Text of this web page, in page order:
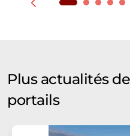
Plus actualités
portails